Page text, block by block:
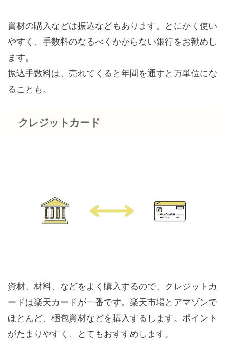
資材の購入などは振込などもあります。とにかく使い
やすく、手数料のなるべくかからない銀行をお勧めし
ます。
振込手数料は、売れてくると年間を通すと万単位にな
ることも。
クレジットカード
資材、材料、などをよく購入するので、クレジットカ
ードは楽天カードが一番です。楽天市場とアマゾンで
ほとんど、梱包資材などを購入するします。ポイント
がたまりやすく、とてもおすすめします。